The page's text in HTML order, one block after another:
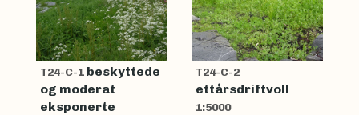
T24-C-1 beskyttede
og moderat
eksponerte
T24-C-2
ettårsdriftvoll
1:5000